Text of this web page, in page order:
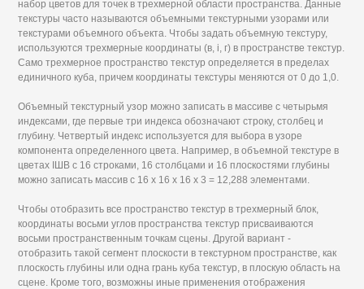
набор цветов для точек в трехмерной области пространства. Данные
текстуры часто называются объемными текстурными узорами или
текстурами объемного объекта. Чтобы задать объемную текстуру,
используются трехмерные координаты (в, і, г) в пространстве текстур.
Само трехмерное пространство текстур определяется в пределах
единичного куба, причем координаты текстуры меняются от 0 до 1,0.
Объемный текстурный узор можно записать в массиве с четырьмя
индексами, где первые три индекса обозначают строку, столбец и
глубину. Четвертый индекс используется для выбора в узоре
компонента определенного цвета. Например, в объемной текстуре в
цветах ІШВ с 16 строками, 16 столбцами и 16 плоскостями глубины
можно записать массив с 16 х 16 х 16 х 3 = 12,288 элементами.
Чтобы отобразить все пространство текстур в трехмерный блок,
координаты восьми углов пространства текстур присваиваются
восьми пространственным точкам сцены. Другой вариант -
отобразить такой сегмент плоскости в текстурном пространстве, как
плоскость глубины или одна грань куба текстур, в плоскую область на
сцене. Кроме того, возможны иные применения отображения